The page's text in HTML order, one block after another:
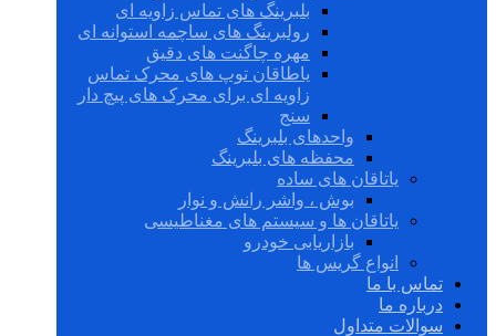
بلبرینگ های تماس زاویه ای
رولبرینگ های ساچمه استوانه ای
مهره چاگنت های دقیق
یاطاقان توپ های محرک تماس
زاویه ای برای محرک های پیچ دار
سنج
واحدهای بلبرینگ
محفظه های بلبرینگ
یاتاقان های ساده
بوش ، واشر رانش و نوار
یاتاقان ها و سیستم های مغناطیسی
بازاریابی خودرو
انواع گریس ها
تماس با ما
درباره ما
سوالات متداول